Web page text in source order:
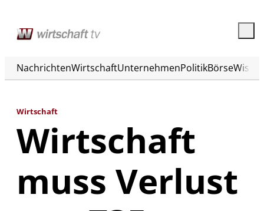
NachrichtenWirtschaftUnternehmenPolitikBörse
Wirtschaft
Wirtschaft
muss Verlust